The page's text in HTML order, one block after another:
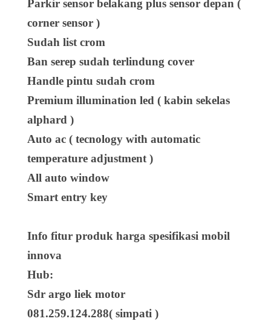
Parkir sensor belakang plus sensor depan (
corner sensor )
Sudah list crom
Ban serep sudah terlindung cover
Handle pintu sudah crom
Premium illumination led ( kabin sekelas
alphard )
Auto ac ( tecnology with automatic
temperature adjustment )
All auto window
Smart entry key
Info fitur produk harga spesifikasi mobil
innova
Hub:
Sdr argo liek motor
081.259.124.288( simpati )